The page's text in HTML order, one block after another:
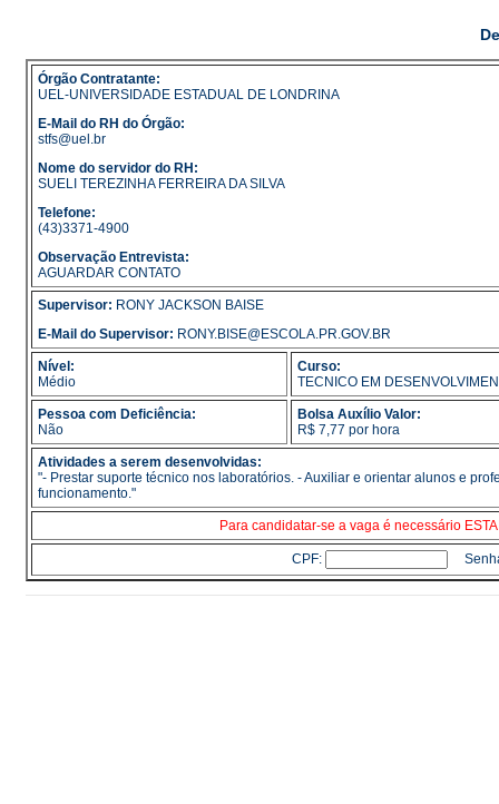
Órgão Contratante:
UEL-UNIVERSIDADE ESTADUAL DE LONDRINA
E-Mail do RH do Órgão:
stfs@uel.br
Nome do servidor do RH:
SUELI TEREZINHA FERREIRA DA SILVA
Telefone:
(43)3371-4900
Observação Entrevista:
AGUARDAR CONTATO
Supervisor: RONY JACKSON BAISE
E-Mail do Supervisor: RONY.BISE@ESCOLA.PR.GOV.BR
Nível:
Médio
Curso:
TECNICO EM
Pessoa com Deficiência:
Não
Bolsa Auxílio Valor:
R$ 7,77 por hora
Atividades a serem desenvolvidas:
"- Prestar suporte técnico nos laboratórios. - Auxiliar e orientar alunos e
funcionamento."
Para candidatar-se a vaga é necessário
CPF: